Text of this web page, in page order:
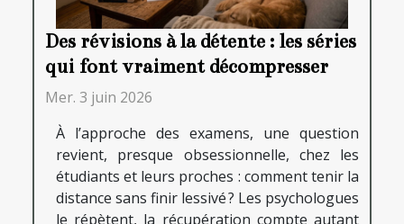
Des révisions à la détente : les séries
qui font vraiment décompresser
Mer. 3 juin 2026
À l’approche des examens, une question
revient, presque obsessionnelle, chez les
étudiants et leurs proches : comment tenir la
distance sans finir lessivé ? Les psychologues
le répètent, la récupération compte autant